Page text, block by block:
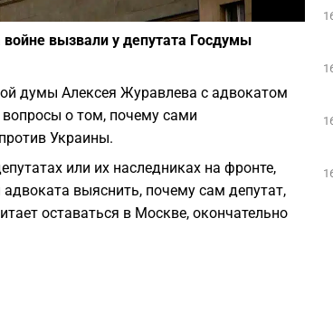
Фото: Pixabay
вызвали у депутата Госдумы
думы Алексея Журавлева с адвокатом
о том, почему сами
Украины.
или их наследниках на фронте,
выяснить, почему сам депутат,
оставаться в Москве, окончательно